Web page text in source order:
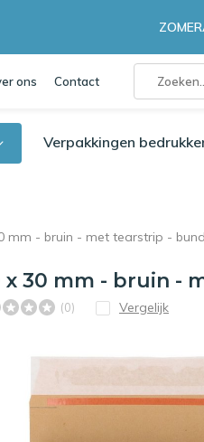
ons Contact
Verpakkingen
mm - bruin - met tearstrip -
x 30 mm - bruin
(0) Vergelijk